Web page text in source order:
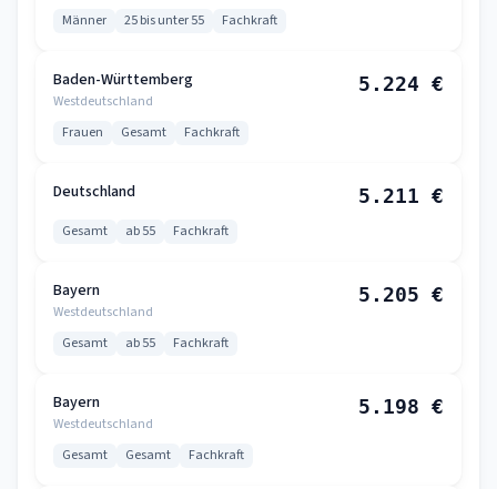
Männer 25 bis unter 55 Fachkraft
Baden-Württemberg
Westdeutschland
5.224 €
Frauen Gesamt Fachkraft
Deutschland 5.211 €
Gesamt ab 55 Fachkraft
Bayern
Westdeutschland
5.205 €
Gesamt ab 55 Fachkraft
Bayern
Westdeutschland
5.198 €
Gesamt Gesamt Fachkraft